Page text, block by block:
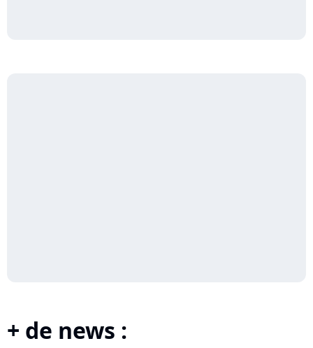
+ de news :